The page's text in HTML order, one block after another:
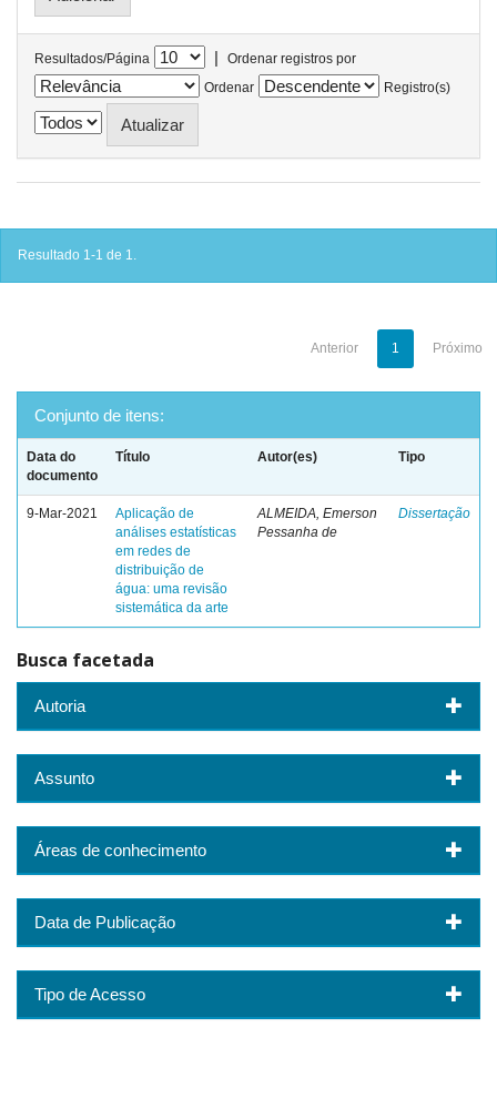
Resultados/Página |
Ordenar registros por
Ordenar
Registro(s)
Resultado 1-1 de 1.
Anterior 1 Próximo
Conjunto de itens:
Data do
documento
Título Autor(es) Tipo
9-Mar-2021
Aplicação de
análises estatísticas
em redes de
distribuição de
água: uma revisão
sistemática da arte
ALMEIDA, Emerson
Pessanha de
Dissertação
Busca facetada
Autoria
Assunto
Áreas de conhecimento
Data de Publicação
Tipo de Acesso